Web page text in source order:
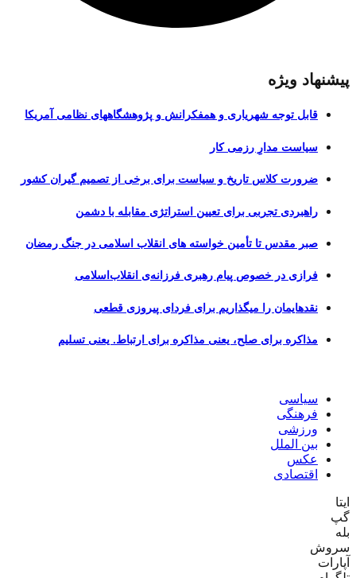
پیشنهاد ویژه
قابل توجه شهریاری و همفکرانش و پژوهشگاههای نظامی آمریکا
سیاست مدارِ رزمی کار
ضرورت کلاس تاریخ و سیاست برای برخی از تصمیم گیران کشور
راهبردی تجربی برای تعیین استراتژی مقابله با دشمن
صبر مقدس تا تأمین خواسته های انقلاب اسلامی در جنگ رمضان
فرازی در خصوص پیام رهبری فرزانه‌ی انقلاب‌اسلامی
نقدهایمان را میگذاریم برای فردای پیروزی قطعی
مذاکره برای صلح، یعنی مذاکره برای ارتباط. یعنی تسلیم
سیاسی
فرهنگی
ورزشی
بین الملل
عکس
اقتصادی
ایتا
گپ
بله
سروش
آپارات